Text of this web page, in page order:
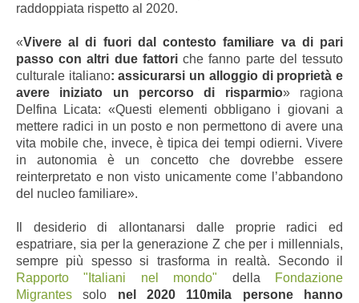
raddoppiata rispetto al 2020.
«Vivere al di fuori dal contesto familiare va di pari
passo con altri due fattoriche fanno parte del tessuto
culturale italiano: assicurarsi un alloggio di proprietà e
avere iniziato un percorso di risparmio» ragiona
Delfina Licata: «Questi elementi obbligano i giovani a
mettere radici in un posto e non permettono di avere una
vita mobile che, invece, è tipica dei tempi odierni. Vivere
in autonomia è un concetto che dovrebbe essere
reinterpretato e non visto unicamente come l’abbandono
del nucleo familiare».
Il desiderio di allontanarsi dalle proprie radici ed
espatriare, sia per la generazione Z che per i millennials,
sempre più spesso si trasforma in realtà. Secondo il
Rapporto "Italiani nel mondo" della
Fondazione
Migrantes solo nel 2020 110mila persone hanno